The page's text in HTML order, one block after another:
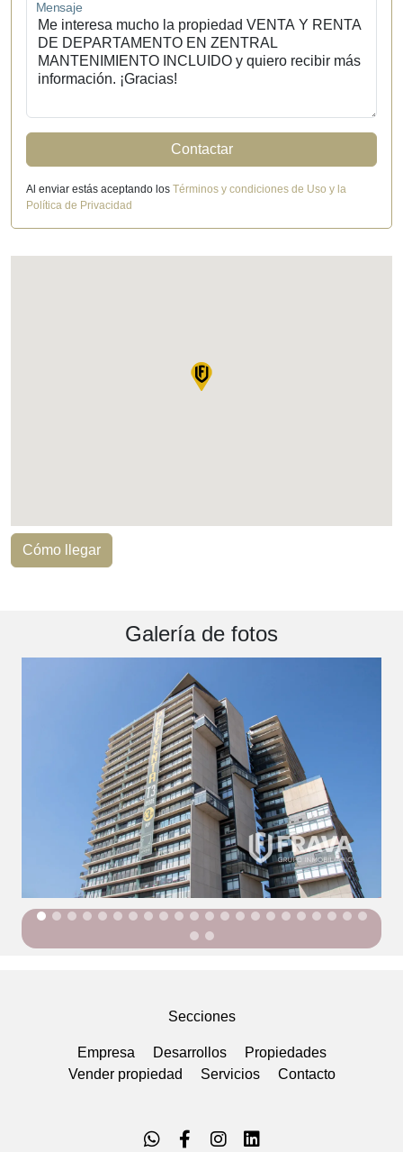
Mensaje
Contactar
Al enviar estás aceptando los Términos y condiciones de Uso y la
Política de Privacidad
Cómo llegar
Galería de fotos
Secciones
Empresa Desarrollos
Propiedades
Vender propiedad
Servicios Contacto